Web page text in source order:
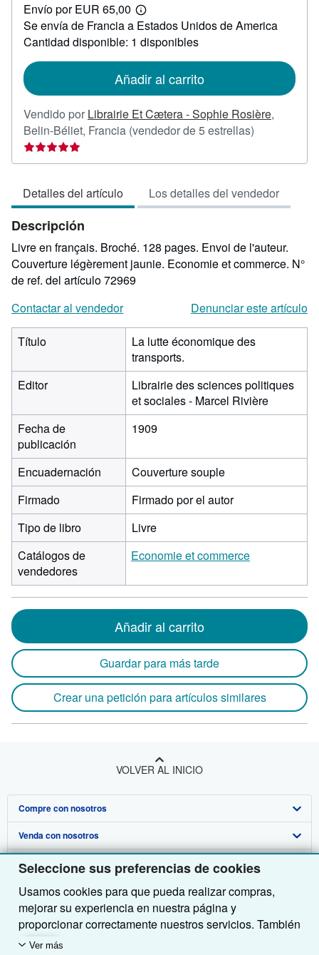
Seleccione sus preferencias de cookies
Usamos cookies para que pueda realizar compras,
mejorar su experiencia en nuestra página y
proporcionar correctamente nuestros servicios. También
utilizamos cookies para comprender el modo en que los
Ver más
60,00
Envío por EUR 65,00
Más
información
sobre
las
envío
Se envía de Francia a Estados Unidos de America
Cantidad disponible: 1 disponibles
Añadir al carrito
Vendido por Librairie Et Cætera - Sophie Rosière,
Belin-Béliet, Francia (vendedor de 5 estrellas)
vendedor:
de
5
Detalles del artículo Los detalles del vendedor
Descripción
Livre en français. Broché. 128 pages. Envoi de l'auteur.
Couverture légèrement jaunie. Economie et commerce. N°
de ref. del artículo 72969
Contactar al vendedor
Denunciar este artículo
Título
La lutte économique des
transports.
Editor
Librairie des sciences politiques
et sociales - Marcel Rivière
Fecha de
publicación
1909
Encuadernación
Couverture souple
Firmado
Firmado por el autor
Tipo de libro
Livre
Catálogos de
vendedores
Economie et commerce
Añadir al carrito
Guardar para más tarde
Crear una petición para artículos similares
VOLVER AL INICIO
Compre con nosotros
Búsqueda avanzada
Colecciones
Mi cuenta
Mis pedidos
Ver carrito
Venda con nosotros
Comenzar a vender
Únase a nuestro programa de afiliados
Recomiende un vendedor
Sobre nosotros
Sobre IberLibro
Medios
Empleo
Obtener Ayuda
Preguntas frecuentes y guías
Atención al Cliente
Otras compañías de AbeBooks
AbeBooks.com
Siga a IberLibro